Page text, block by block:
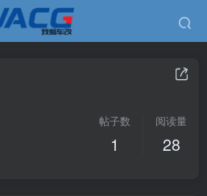
帖子数
1
阅读量
28